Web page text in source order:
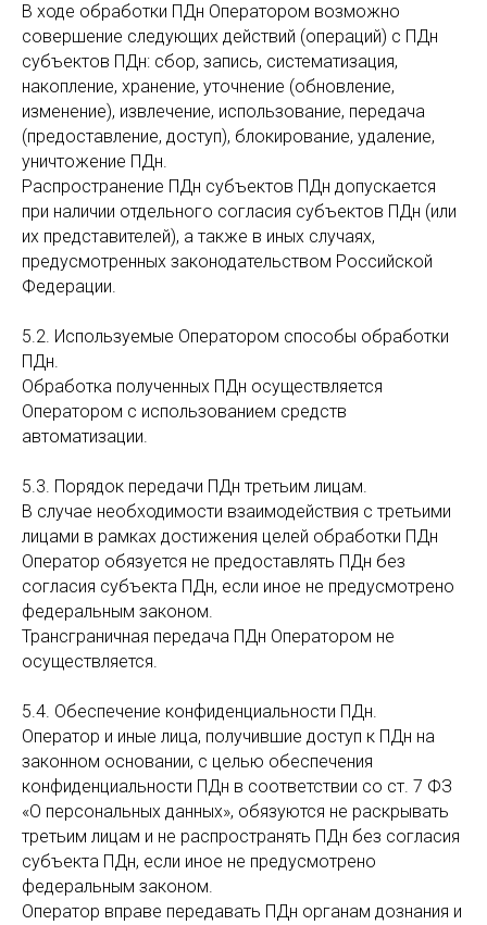
В ходе обработки ПДн Оператором возможно
совершение следующих действий (операций) с ПДн
субъектов ПДн: сбор, запись, систематизация,
накопление, хранение, уточнение (обновление,
изменение), извлечение, использование, передача
(предоставление, доступ), блокирование, удаление,
уничтожение ПДн.
Распространение ПДн субъектов ПДн допускается
при наличии отдельного согласия субъектов ПДн (или
их представителей), а также в иных случаях,
предусмотренных законодательством Российской
Федерации.
5.2. Используемые Оператором способы обработки
ПДн.
Обработка полученных ПДн осуществляется
Оператором с использованием средств
автоматизации.
5.3. Порядок передачи ПДн третьим лицам.
В случае необходимости взаимодействия с третьими
лицами в рамках достижения целей обработки ПДн
Оператор обязуется не предоставлять ПДн без
согласия субъекта ПДн, если иное не предусмотрено
федеральным законом.
Трансграничная передача ПДн Оператором не
осуществляется.
5.4. Обеспечение конфиденциальности ПДн.
Оператор и иные лица, получившие доступ к ПДн на
законном основании, с целью обеспечения
конфиденциальности ПДн в соответствии со ст. 7 ФЗ
«О персональных данных», обязуются не раскрывать
третьим лицам и не распространять ПДн без согласия
субъекта ПДн, если иное не предусмотрено
федеральным законом.
Оператор вправе передавать ПДн органам дознания и